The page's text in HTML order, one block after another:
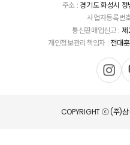
주소 : 경기도 화성시
사업자등록번
통신판매업신고 : 제
개인정보관리책임자 : 전대
COPYRIGHT ⓒ (주)삼